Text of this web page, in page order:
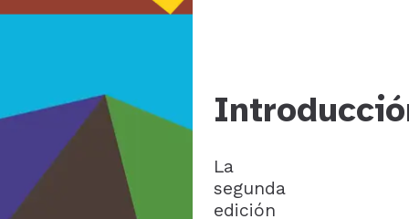
La
segunda
edición